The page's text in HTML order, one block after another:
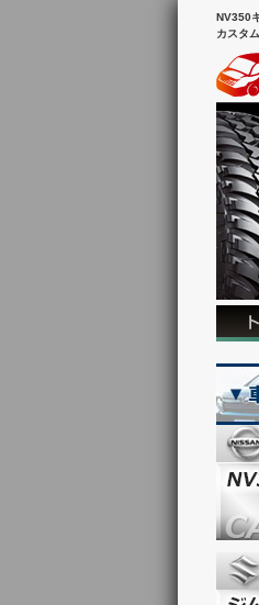
NV350
カスタ